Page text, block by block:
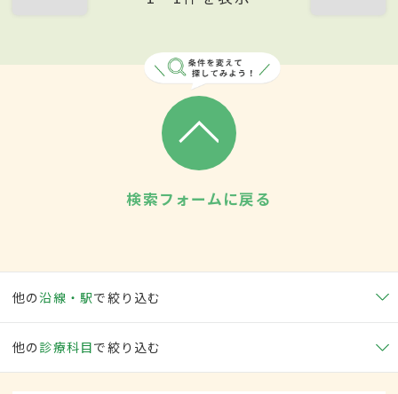
検索フォームに戻る
他の沿線・駅で絞り込む
他の 診療科目で絞り込む